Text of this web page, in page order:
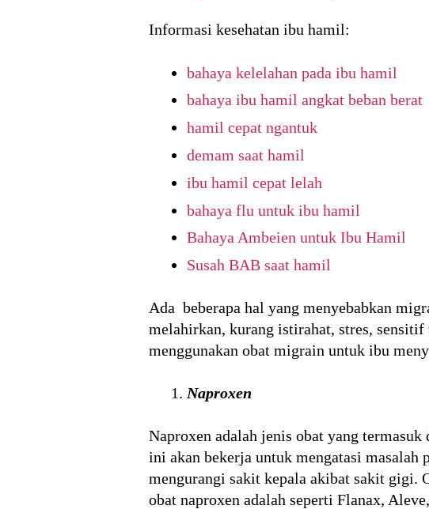
Informasi kesehatan ibu hamil:
bahaya kelelahan pada ibu hamil
bahaya ibu hamil angkat beban berat
hamil cepat ngantuk
demam saat hamil
ibu hamil cepat lelah
bahaya flu untuk ibu hamil
Bahaya Ambeien untuk Ibu Hamil
Susah BAB saat hamil
Ada beberapa hal yang menyebabkan
melahirkan, kurang istirahat, stres,
menggunakan obat migrain untuk ibu
Naproxen
Naproxen adalah jenis obat yang
ini akan bekerja untuk mengatasi masalah
mengurangi sakit kepala akibat sakit gigi.
obat naproxen adalah seperti Flanax,